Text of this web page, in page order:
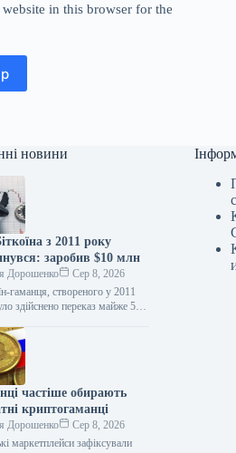
in this browser for the
новини
з 2011 року
заробив $10 млн
Дорошенко
Сер 8, 2026
гаманця, створеного у 2011
здійснено переказ майже 50
що звернули…
частіше обирають
криптогаманці
Дорошенко
Сер 8, 2026
маркетплейси зафіксували